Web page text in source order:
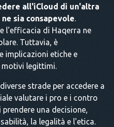
all'iCloud di un'altra
sia consapevole.
l'efficacia di Haqerra ne
Tuttavia, è
implicazioni etiche e
motivi legittimi.
strade per accedere a
valutare i pro e i contro
una decisione,
la legalità e l'etica.